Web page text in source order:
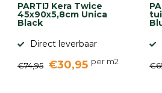
PARTIJ Kera Twice
45x90x5,8cm Unica
Black
Direct leverbaar
€74,95 €30,95 per m2